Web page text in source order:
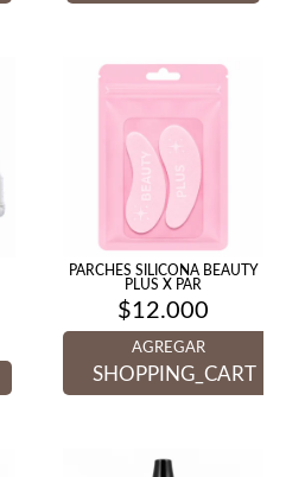
PARCHES SILICONA BEAUTY
PLUS X PAR
$12.000
AGREGAR
SHOPPING_CART